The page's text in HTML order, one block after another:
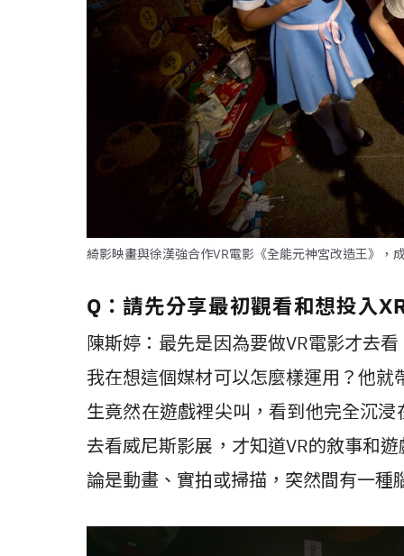
綺影映畫與徐漢強合作VR電影《全能元神宮改造王》，
Q ：請先分享最初觀看和想投入
陳斯婷：最先是因為要做VR電影才去
我在想這個媒材可以怎麼樣運用？他就
生竟然在遊戲裡尖叫，看到他完全沉
去看威尼斯影展，才知道VR的敘事和
論是動畫、實拍或掃描，突然間有一種